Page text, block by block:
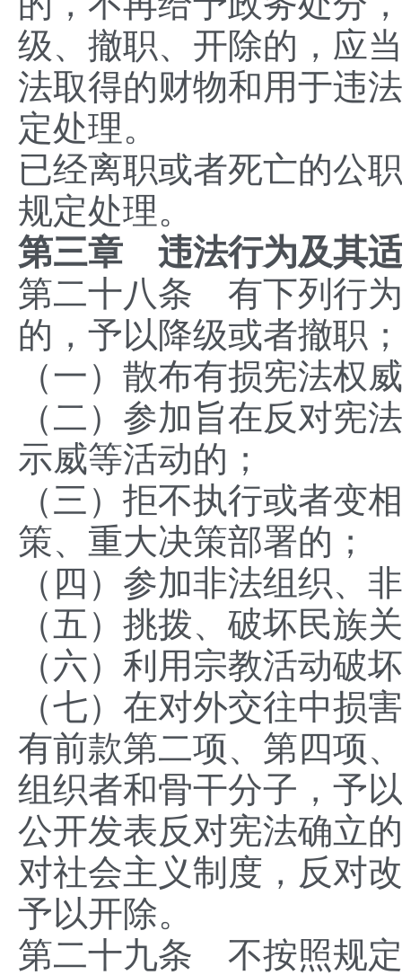
级、撤职、开除的，应
法取得的财物和用于违
定处理。
已经离职或者死亡的公
规定处理。
第三章 违法行为及其
第二十八条 有下列行
的，予以降级或者撤职
（一）散布有损宪法权
（二）参加旨在反对宪
示威等活动的；
（三）拒不执行或者变
策、重大决策部署的；
（四）参加非法组织、
（五）挑拨、破坏民族
（六）利用宗教活动破
（七）在对外交往中损
有前款第二项、第四项
组织者和骨干分子，予
公开发表反对宪法确立
对社会主义制度，反对
予以开除。
第二十九条 不按照规